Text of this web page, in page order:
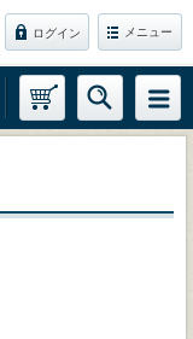
ログイン メニュー